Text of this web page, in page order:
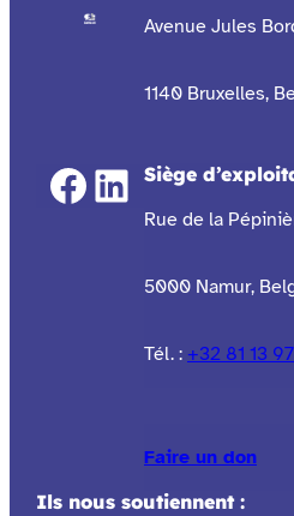
Facebook LinkedIn
Avenue Jules
1140 Bruxelles,
Siège
Rue de la
5000 Namur,
Tél. : +32 81 13
Faire un don
Ils nous soutiennent :